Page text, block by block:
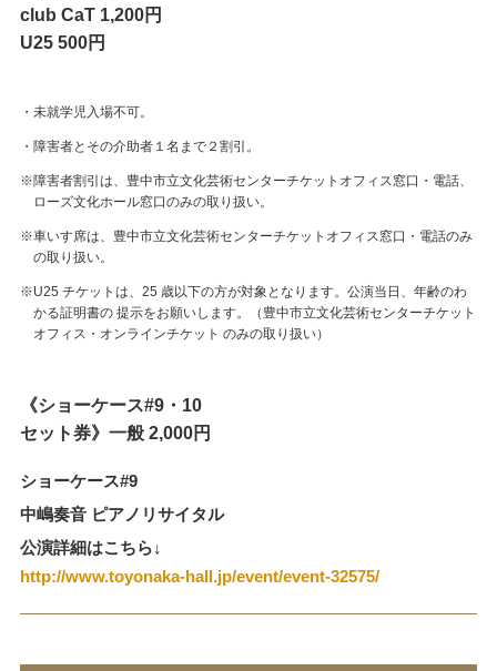
club CaT 1,200円
U25 500円
・未就学児入場不可。
・障害者とその介助者１名まで２割引。
※障害者割引は、豊中市立文化芸術センターチケットオフィス窓口・電話、
ローズ文化ホール窓口のみの取り扱い。
※車いす席は、豊中市立文化芸術センターチケットオフィス窓口・電話のみ
の取り扱い。
※U25 チケットは、25 歳以下の方が対象となります。公演当日、年齢のわ
かる証明書の 提示をお願いします。（豊中市立文化芸術センターチケット
オフィス・オンラインチケット のみの取り扱い）
《ショーケース#9・10
セット券》一般 2,000円
ショーケース#9
中嶋奏音 ピアノリサイタル
公演詳細はこちら↓
http://www.toyonaka-hall.jp/event/event-32575/